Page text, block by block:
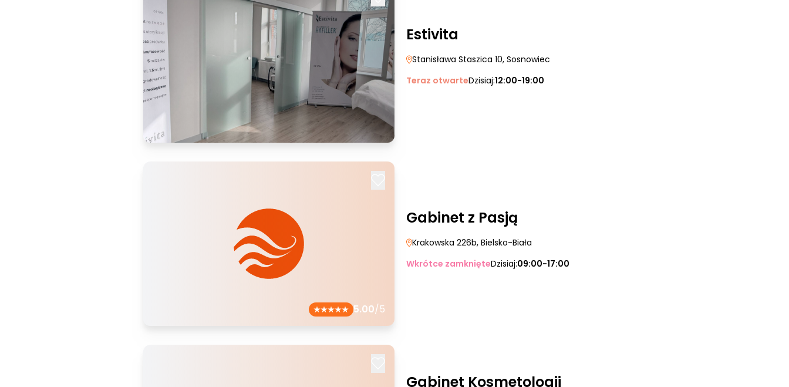
Estivita
Stanisława Staszica 10, Sosnowiec
Teraz otwarteDzisiaj:12:00-19:00
5.00/5
Gabinet z Pasją
Krakowska 226b, Bielsko-Biała
Wkrótce zamknięteDzisiaj:09:00-17:00
Gabinet Kosmetologii